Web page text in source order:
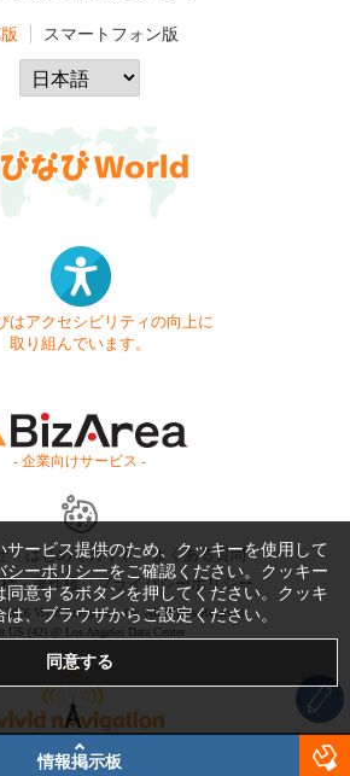
スマートフォン版
はアクセシビリティの向上に
取り組んでいます。
- 企業向けサービス -
はじめてガイド
よくある質問
・著作権 プライバシーポリシー
Vivid Navigation, Inc. All Rights Reserved.
US (42) @ Los Angeles Data Center
情報掲示板
ービス提供のため、クッキーを使用して
シーポリシーをご確認ください。クッキー
意するボタンを押してください。クッキ
、ブラウザからご設定ください。